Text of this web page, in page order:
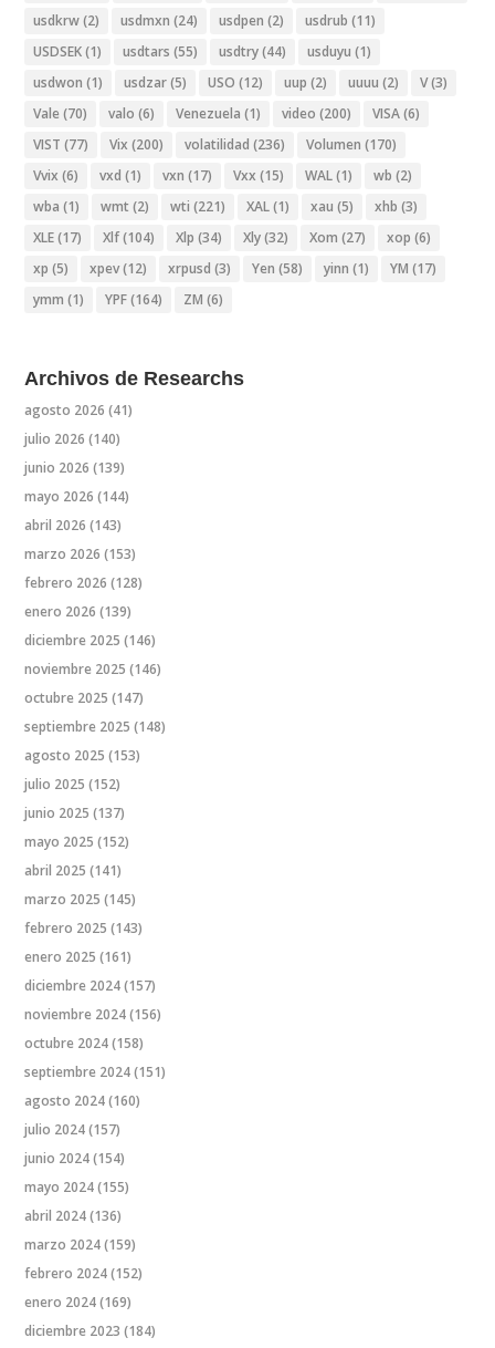
usdkrw(2) usdmxn (24) usdpen (2) usdrub (11)
USDSEK(1) usdtars (55) usdtry(44) usduyu (1)
usdwon (1) usdzar(5) USO (12) uup (2) uuuu (2) V(3)
Vale (70) valo (6) Venezuela (1) video (200) VISA(6)
VIST (77) Vix (200) volatilidad (236) Volumen (170)
Vvix (6) vxd (1) vxn (17) Vxx (15) WAL(1) wb (2)
wba (1) wmt (2) wti (221) XAL(1) xau (5) xhb (3)
XLE(17) Xlf(104) Xlp (34) Xly(32) Xom (27) xop (6)
xp (5) xpev(12) xrpusd (3) Yen (58) yinn (1) YM (17)
ymm (1) YPF(164) ZM (6)
Archivos de Researchs
agosto 2026 (41)
julio 2026 (140)
junio 2026 (139)
mayo 2026 (144)
abril 2026 (143)
marzo 2026 (153)
febrero 2026 (128)
enero 2026 (139)
diciembre 2025 (146)
noviembre 2025 (146)
octubre 2025 (147)
septiembre 2025 (148)
agosto 2025 (153)
julio 2025 (152)
junio 2025 (137)
mayo 2025 (152)
abril 2025 (141)
marzo 2025 (145)
febrero 2025 (143)
enero 2025 (161)
diciembre 2024(157)
noviembre 2024(156)
octubre 2024(158)
septiembre 2024(151)
agosto 2024(160)
julio 2024(157)
junio 2024(154)
mayo 2024(155)
abril 2024(136)
marzo 2024(159)
febrero 2024(152)
enero 2024(169)
diciembre 2023 (184)